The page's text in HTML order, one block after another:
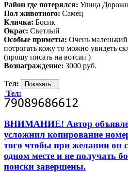
Район где потерялся: Улица
Пол животного: Самец
Кличка: Босик
Окрас: Светлый
Особые приметы: Очень
потрогать кожу то можно увидеть
(прошу писать на вотсап )
Вознаграждение: 3000 руб.
Тел:
Тел:
ВНИМАНИЕ! Автор
усложнил копирование
того чтобы при желании он
одном месте и не получать
поиски завершены.